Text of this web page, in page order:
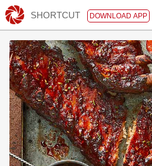
SHORTCUT DOWNLOAD APP